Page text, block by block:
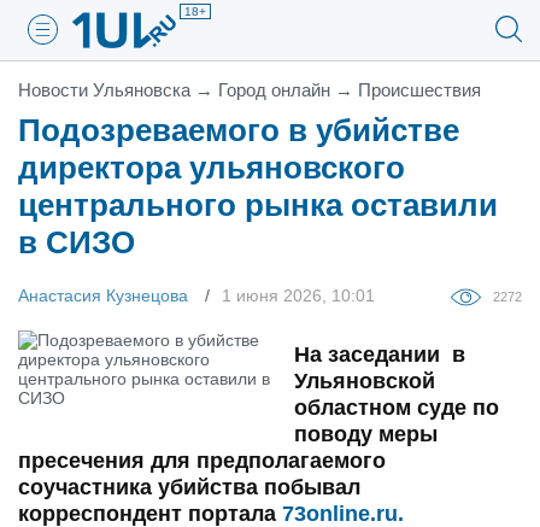
18+
Новости Ульяновска → Город онлайн → Проиcшествия
Подозреваемого в убийстве
директора ульяновского
центрального рынка оставили
в СИЗО
Анастасия Кузнецова 1 июня 2026, 10:01 2272
На заседании в
Ульяновской
областном суде по
поводу меры
пресечения для предполагаемого
соучастника убийства побывал
корреспондент портала 73online.ru.